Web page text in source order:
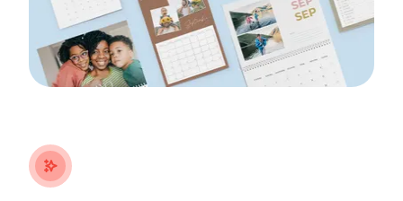
stars_plus